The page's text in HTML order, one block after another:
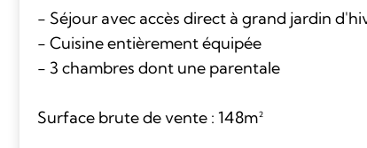
- Séjour avec accès direct à grand jardin
- Cuisine entièrement équipée
- 3 chambres dont une parentale
Surface brute de vente : 148m²